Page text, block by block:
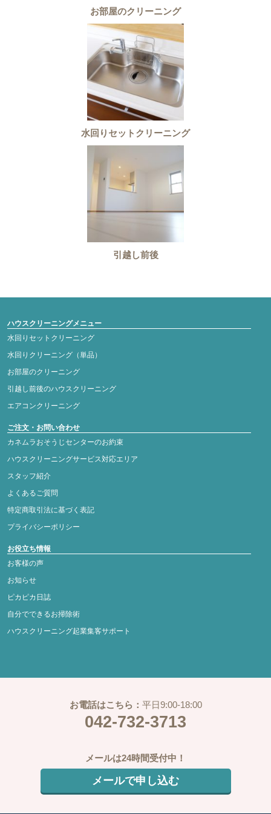
お部屋のクリーニング
水回りセットクリーニング
引越し前後
ハウスクリーニングメニュー
水回りセットクリーニング
水回りクリーニング（単品）
お部屋のクリーニング
引越し前後のハウスクリーニング
エアコンクリーニング
ご注文・お問い合わせ
カネムラおそうじセンターのお約束
ハウスクリーニングサービス対応エリア
スタッフ紹介
よくあるご質問
特定商取引法に基づく表記
プライバシーポリシー
お役立ち情報
お客様の声
お知らせ
ピカピカ日誌
自分でできるお掃除術
ハウスクリーニング起業集客サポート
お電話はこちら： 平日9:00-18:00
042-732-3713
メールは24時間受付中！
メールで申し込む